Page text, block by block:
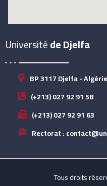
Universitéde Djelfa
BP 3117 Djelfa - Algérie
(+213) 027 92 91 58
(+213) 027 92 91 63
Rectorat :
Tous droits